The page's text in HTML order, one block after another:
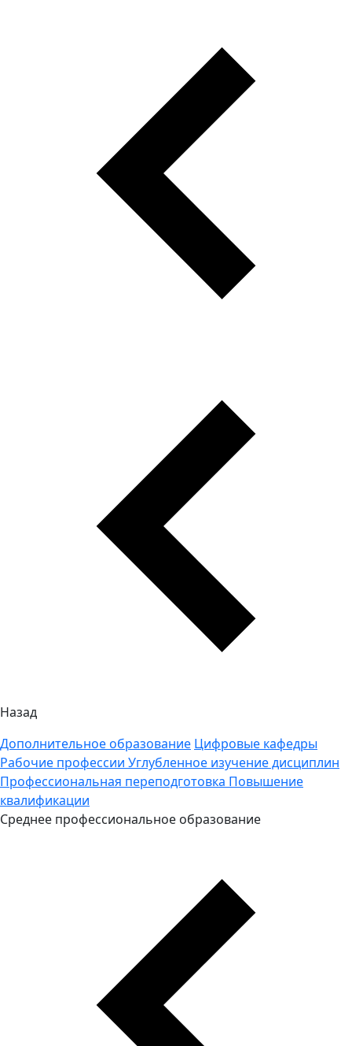
Назад
Дополнительное образование Цифровые кафедры
Рабочие профессии Углубленное изучение дисциплин
Профессиональная переподготовка Повышение
квалификации
Среднее профессиональное образование